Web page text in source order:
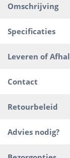
Omschrijving
Specificaties
Leveren of
Contact
Retourbeleid
Advies nodig?